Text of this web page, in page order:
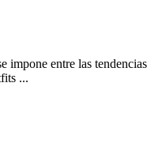
impone entre las tendencias
...